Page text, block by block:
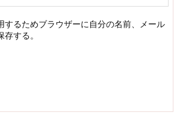
するためブラウザーに自分の名前、メール
する。